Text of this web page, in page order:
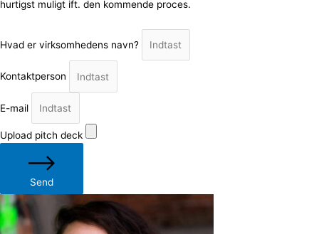
hurtigst muligt ift. den kommende proces.
Hvad er virksomhedens navn?
Kontaktperson
E-mail
Upload pitch deck
Send